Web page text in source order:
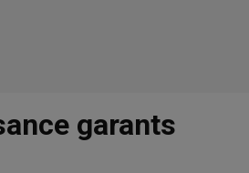
garants